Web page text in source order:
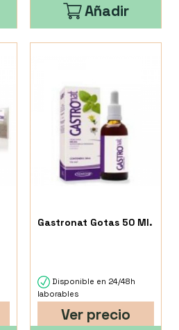
Añadir
Gastronat Gotas 50 Ml.
Disponible en 24/48h
laborables
Ver precio